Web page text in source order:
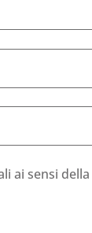
sensi della